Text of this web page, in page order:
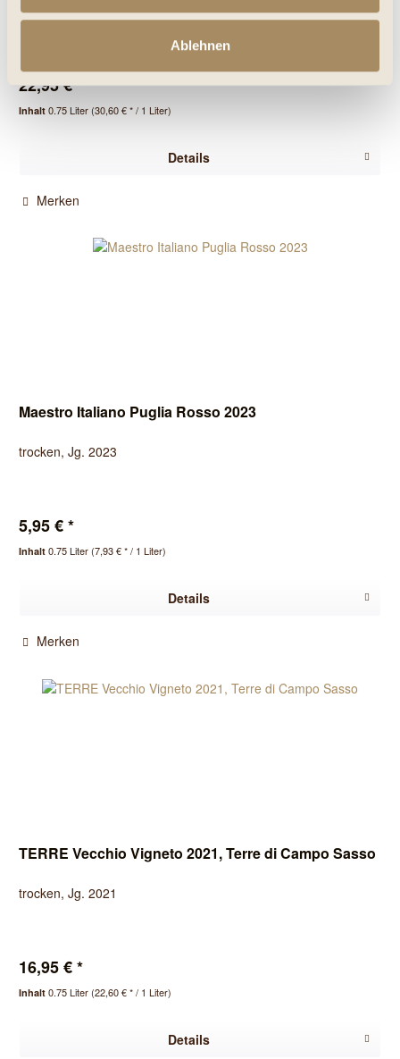
Ablehnen
trocken, Jg. 2019
22,95 € *
Inhalt0.75 Liter (30,60 € * / 1 Liter)
Details
Merken
Maestro Italiano Puglia Rosso 2023
trocken, Jg. 2023
5,95 € *
Inhalt0.75 Liter(7,93 € * / 1 Liter)
Details
Merken
TERRE Vecchio Vigneto 2021, Terre di Campo Sasso
trocken, Jg. 2021
16,95 € *
Inhalt0.75 Liter(22,60 € * / 1 Liter)
Details